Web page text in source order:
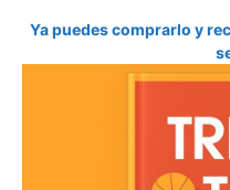
Ya puedes comprarlo y